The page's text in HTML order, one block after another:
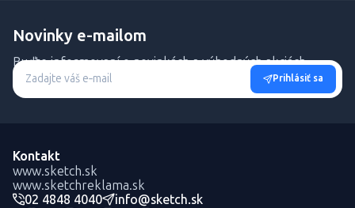
Novinky e-mailom
Buďte informovaní o novinkách a výhodných akciách.
Prihlásiť sa
Kontakt
www.sketch.sk
www.sketchreklama.sk
02 4848 4040
info@sketch.sk